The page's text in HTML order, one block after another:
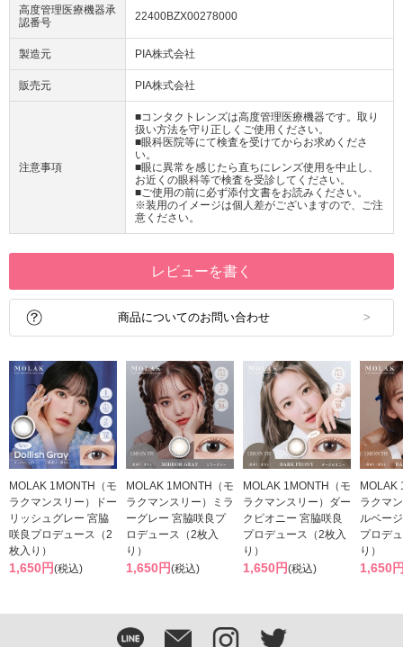
高度管理医療機器承
認番号
22400BZX00278000
製造元 PIA株式会社
販売元 PIA株式会社
注意事項
■コンタクトレンズは高度管理医療機器です。取り
扱い方法を守り正しくご使用ください。
■眼科医院等にて検査を受けてからお求めくださ
い。
■眼に異常を感じたら直ちにレンズ使用を中止し、
お近くの眼科等で検査を受診してください。
■ご使用の前に必ず添付文書をお読みください。
※装用のイメージは個人差がございますので、ご注
意ください。
レビューを書く
商品についてのお問い合わせ
MOLAK 1MONTH（モ
ラクマンスリー）ドー
リッシュグレー 宮脇
咲良プロデュース（2
枚入り）
1,650円(税込)
MOLAK 1MONTH（モ
ラクマンスリー）ミラ
ーグレー 宮脇咲良プ
ロデュース（2枚入
り）
1,650円(税込)
MOLAK 1MONTH（モ
ラクマンスリー）ダー
クピオニー 宮脇咲良
プロデュース（2枚入
り）
1,650円(税込)
MOLAK
ラクマ
ルベー
プロデ
り）
1,650